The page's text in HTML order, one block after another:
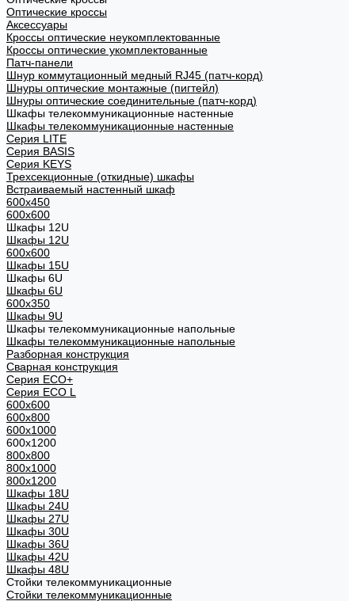
Оптические кроссы
Аксессуары
Кроссы оптические неукомплектованные
Кроссы оптические укомплектованные
Патч-панели
Шнур коммутационный медный RJ45 (патч-корд)
Шнуры оптические монтажные (пигтейл)
Шнуры оптические соединительные (патч-корд)
Шкафы телекоммуникационные настенные
Шкафы телекоммуникационные настенные
Cерия LITE
Cерия BASIS
Cерия KEYS
Трехсекционные (откидные) шкафы
Встраиваемый настенный шкаф
600x450
600x600
Шкафы 12U
Шкафы 12U
600x600
Шкафы 15U
Шкафы 6U
Шкафы 6U
600x350
Шкафы 9U
Шкафы телекоммуникационные напольные
Шкафы телекоммуникационные напольные
Разборная конструкция
Сварная конструкция
Серия ECO+
Серия ECO L
600x600
600x800
600х1000
600х1200
800x800
800х1000
800х1200
Шкафы 18U
Шкафы 24U
Шкафы 27U
Шкафы 30U
Шкафы 36U
Шкафы 42U
Шкафы 48U
Стойки телекоммуникационные
Стойки телекоммуникационные